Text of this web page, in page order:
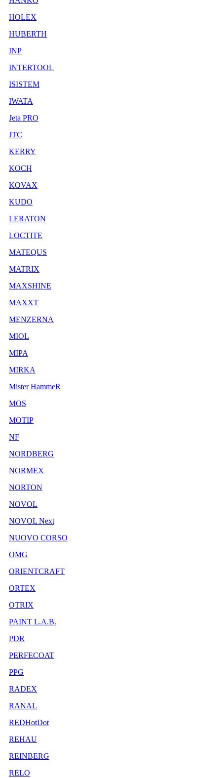
HOLEX
HUBERTH
INP
INTERTOOL
ISISTEM
IWATA
Jeta PRO
JTC
KERRY
KOCH
KOVAX
KUDO
LERATON
LOCTITE
MATEQUS
MATRIX
MAXSHINE
MAXXT
MENZERNA
MIOL
MIPA
MIRKA
Mister HammeR
MOS
MOTIP
NF
NORDBERG
NORMEX
NORTON
NOVOL
NOVOL Next
NUOVO CORSO
OMG
ORIENTCRAFT
ORTEX
OTRIX
PAINT L.A.B.
PDR
PERFECOAT
PPG
RADEX
RANAL
REDHotDot
REHAU
REINBERG
RELO